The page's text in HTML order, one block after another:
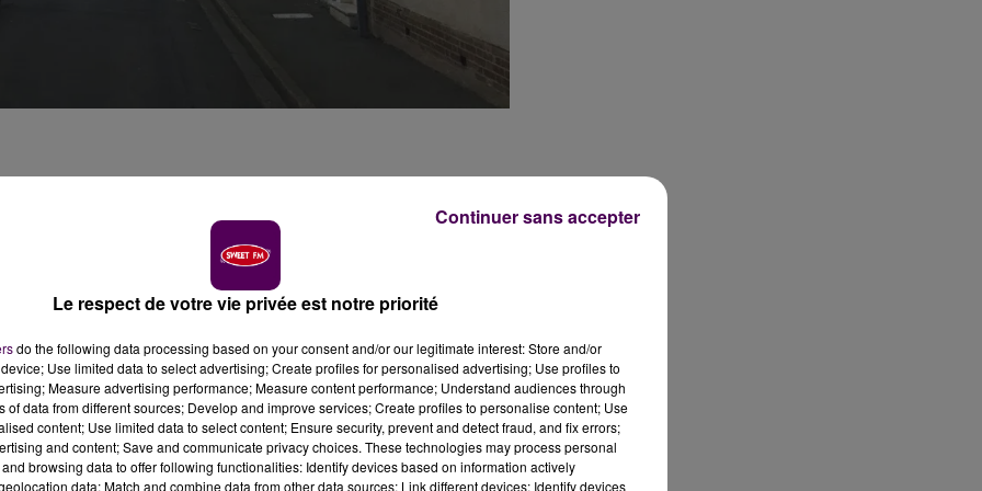
hospitalière de France dans la lutte contre le
dans le monde et fait plus de270 000morts. En
situation dujeudi 7 mai 2020,le directeur général de la
dans les services de réanimation et de soins
Sweet FM se mobilise pour apporter un soutien
Le respect de votre vie privée est notre priorité
do the following data processing based on your consent and/or our legitimate interest: Store and/or
Use limited data to select advertising; Create profiles for personalised advertising; Use profiles to
Measure advertising performance; Measure content performance; Understand audiences through
of data from different sources; Develop and improve services; Create profiles to personalise content; Use
content; Use limited data to select content; Ensure security, prevent and detect fraud, and fix errors;
and content; Save and communicate privacy choices. These technologies may process personal
browsing data to offer following functionalities: Identify devices based on information actively
data; Match and combine data from other data sources; Link different devices; Identify devices
Continuer sans accepter